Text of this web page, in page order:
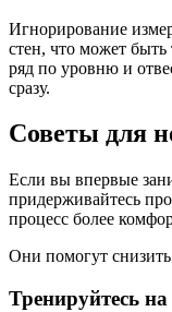
Игнорирование
стен, что может
ряд по уровню и
сразу.
Советы для
Если вы впервые
придерживайтесь
процесс более
Они помогут снизить
Тренируйтесь